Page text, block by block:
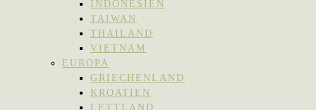
INDONESIEN
TAIWAN
THAILAND
VIETNAM
EUROPA
GRIECHENLAND
KROATIEN
LETTLAND